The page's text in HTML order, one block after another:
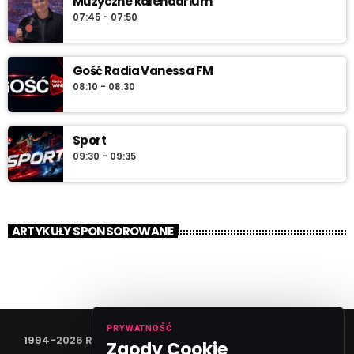
07:45 - 07:50
Gość Radia Vanessa FM
08:10 - 08:30
Sport
09:30 - 09:35
ARTYKUŁY SPONSOROWANE
1994-2026 RADIO VANESSA SPÓŁKA Z O.O
PRYWATNOŚĆ